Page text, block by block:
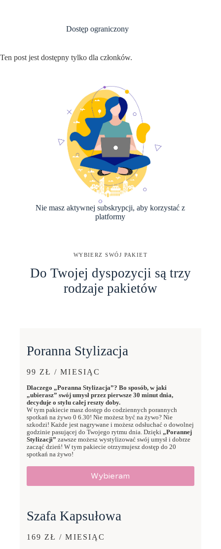
Dostęp ograniczony
Ten post jest dostępny tylko dla członków.
Nie masz aktywnej subskrypcji, aby korzystać z
platformy
WYBIERZ SWÓJ PAKIET
Do Twojej dyspozycji są trzy
rodzaje pakietów
Poranna Stylizacja
99 ZŁ / MIESIĄC
Dlaczego „Poranna Stylizacja”? Bo sposób, w jaki
„ubierasz” swój umysł przez pierwsze 30 minut dnia,
decyduje o stylu całej reszty doby.
W tym pakiecie masz dostęp do codziennych porannych
spotkań na żywo 0 6.30! Nie możesz być na żywo? Nie
szkodzi! Każde jest nagrywane i możesz odsłuchać o dowolnej
godzinie pasującej do Twojego rytmu dnia. Dzięki „Porannej
Stylizacji” zawsze możesz wystylizować swój umysł i dobrze
zacząć dzień! W tym pakiecie otrzymujesz dostęp do 20
spotkań na żywo!
Wybieram
Szafa Kapsułowa
169 ZŁ / MIESIĄC